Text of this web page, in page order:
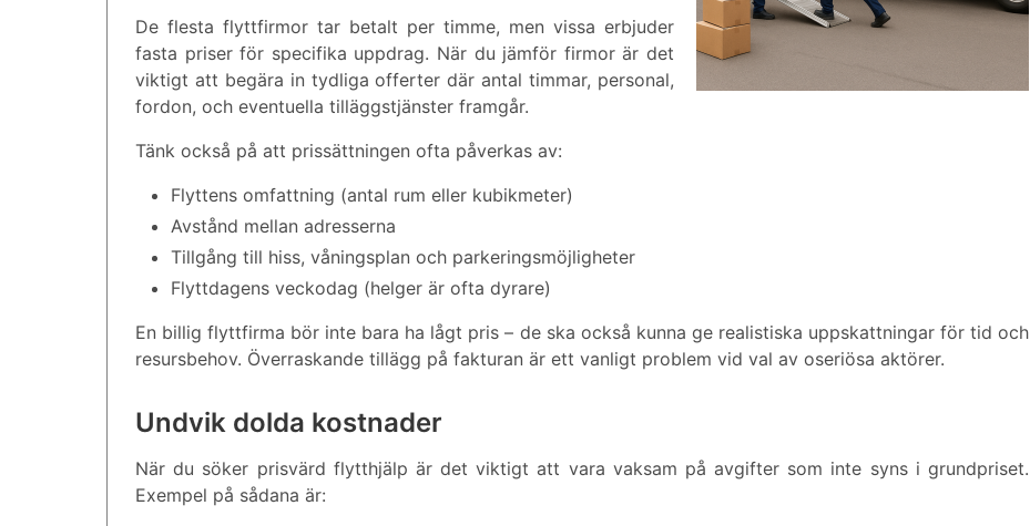
De flesta flyttfirmor tar betalt per timme, men vissa erbjuder
fasta priser för specifika uppdrag. När du jämför firmor är det
viktigt att begära in tydliga offerter där antal timmar, personal,
fordon, och eventuella tilläggstjänster framgår.
Tänk också på att prissättningen ofta påverkas av:
Flyttens omfattning (antal rum eller kubikmeter)
Avstånd mellan adresserna
Tillgång till hiss, våningsplan och parkeringsmöjligheter
Flyttdagens veckodag (helger är ofta dyrare)
En billig flyttfirma bör inte bara ha lågt pris – de ska också kunna ge realistiska uppskattningar för tid och
resursbehov. Överraskande tillägg på fakturan är ett vanligt problem vid val av oseriösa aktörer.
Undvik dolda kostnader
När du söker prisvärd flytthjälp är det viktigt att vara vaksam på avgifter som inte syns i grundpriset.
Exempel på sådana är: